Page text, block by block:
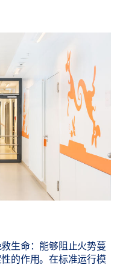
生命：能够阻止火势蔓
的作用。在标准运行模